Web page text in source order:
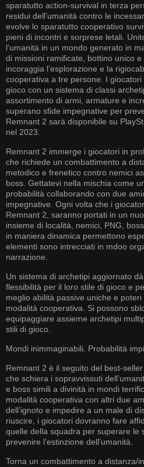
sparatutto action-survival in terza
residui dell’umanità contro le
evolve lo sparatutto cooperativo
pieni di incontri e sorprese letali.
l’umanità in un mondo generato in
di missioni ramificate, bottino unico
incoraggia l’esplorazione e la
cooperativa a tre persone. I
gioco con un sistema di classi
assortimento di armi, armature e
superano sfide impegnative per
Remnant 2 sarà disponibile su
nel 2023.
Remnant 2 immerge i giocatori in
che richiede un combattimento a
metodico e frenetico contro nemici
boss. Gettatevi nella mischia come
probabilità collaborando con due
impegnative. Ogni volta che i
Remnant 2, saranno portati in un
insieme di località, nemici, PNG,
in maniera dinamica permettono
elementi sono intrecciati in mdoo
narrazione.
Un sistema di archetipi aggiornato
flessibilità per il loro stile di gioco e
meglio abilità passive uniche e
modalità cooperativa. Si possono
equipaggiare assieme archetipi
stili di gioco.
Mondi inimmaginabili. Probabilità
Remnant 2 è il seguito del best-
che schiera i sopravvissuti
e boss simili a divinità in mondi
modalità cooperativa con altri due
dell’ignoto e impedire a un male di
riuscire, i giocatori dovranno fare
quelle della squadra per superare le
prevenire l’estinzione dell’umanità.
Torna un combattimento a distanza/